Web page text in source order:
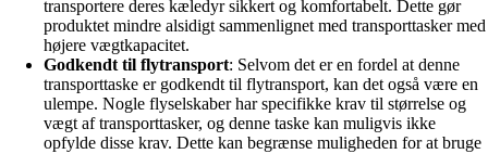
transportere deres kæledyr sikkert og komfortabelt. Dette gør
produktet mindre alsidigt sammenlignet med transporttasker med
højere vægtkapacitet.
Godkendt til flytransport: Selvom det er en fordel at denne
transporttaske er godkendt til flytransport, kan det også være en
ulempe. Nogle flyselskaber har specifikke krav til størrelse og
vægt af transporttasker, og denne taske kan muligvis ikke
opfylde disse krav. Dette kan begrænse muligheden for at bruge